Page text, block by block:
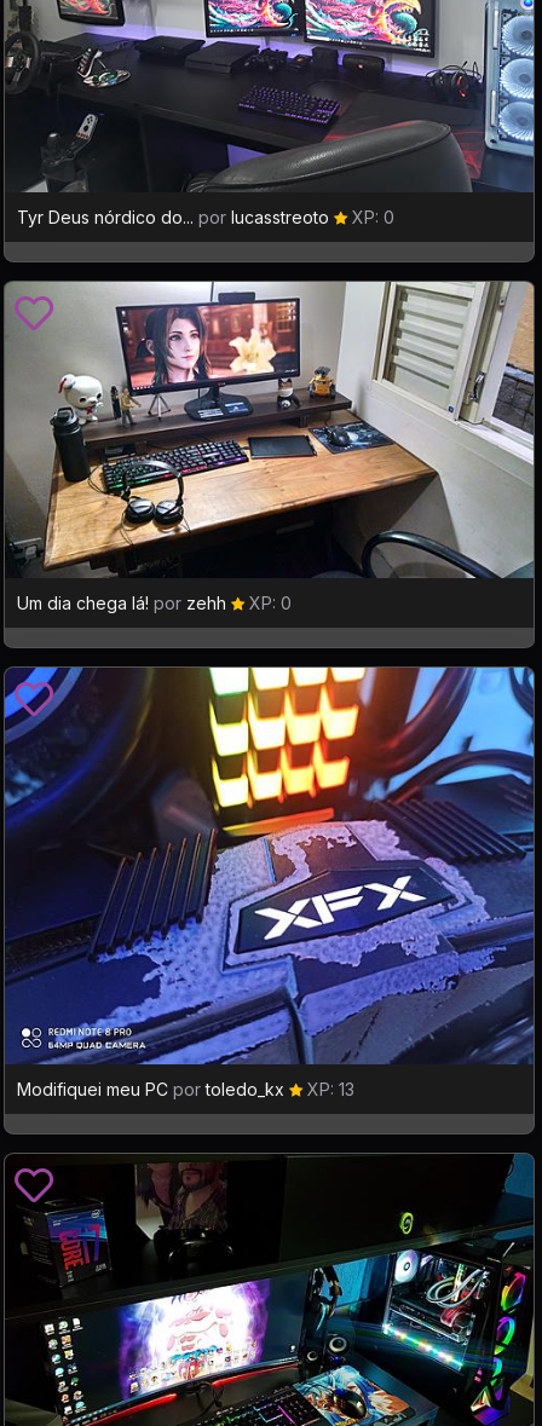
Tyr Deus nórdico do... por lucasstreoto XP: 0
Um dia chega lá! por zehh XP: 0
Modifiquei meu PC portoledo_kx XP: 13